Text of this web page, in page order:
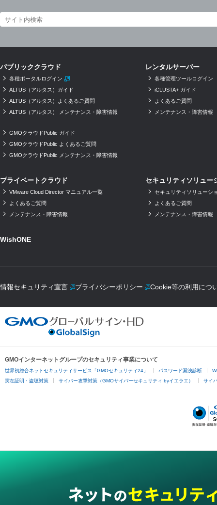
パブリッククラウド
各種ポータルログイン
ALTUS（アルタス）ガイド
ALTUS（アルタス）よくあるご質問
ALTUS（アルタス） メンテナンス・障害情報
GMOクラウドPublic ガイド
GMOクラウドPublic よくあるご質問
GMOクラウドPublic メンテナンス・障害情報
レンタルサーバー
各種管理ツールログイン
iCLUSTA+ ガイド
よくあるご質問
メンテナンス・障害情報
プライベートクラウド
VMware Cloud Director マニュアル一覧
よくあるご質問
メンテナンス・障害情報
セキュリティソリュー
セキュリティソリューシ
よくあるご質問
メンテナンス・障害情報
WishONE
情報セキュリティ宣言 プライバシーポリシー Cookie等の利用につ
GMOインターネットグループのセキュリティ事業について
世界初総合ネットセキュリティサービス「GMOセキュリティ24」 パスワード漏洩診断
実在証明・盗聴対策
サイバー攻撃対策（GMOサイバーセキュリティ byイエラエ） サイ